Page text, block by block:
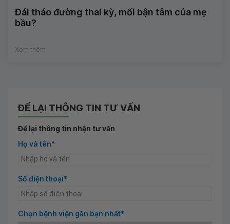
Đái tháo đường thai kỳ, mối bận tâm của mẹ
bầu?
Xem thêm
ĐỂ LẠI THÔNG TIN TƯ VẤN
Để lại thông tin nhận tư vấn
Họ và tên*
Số điện thoại*
Chọn bệnh viện gần bạn nhất*